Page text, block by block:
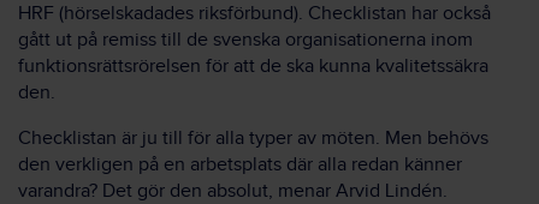
HRF (hörselskadades riksförbund). Checklistan har också
gått ut på remiss till de svenska organisationerna inom
funktionsrättsrörelsen för att de ska kunna kvalitetssäkra
den.
Checklistan är ju till för alla typer av möten. Men behövs
den verkligen på en arbetsplats där alla redan känner
varandra? Det gör den absolut, menar Arvid Lindén.